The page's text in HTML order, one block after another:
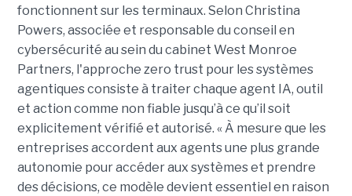
fonctionnent sur les terminaux. Selon Christina
Powers, associée et responsable du conseil en
cybersécurité au sein du cabinet West Monroe
Partners, l'approche zero trust pour les systèmes
agentiques consiste à traiter chaque agent IA, outil
et action comme non fiable jusqu’à ce qu’il soit
explicitement vérifié et autorisé. « À mesure que les
entreprises accordent aux agents une plus grande
autonomie pour accéder aux systèmes et prendre
des décisions, ce modèle devient essentiel en raison